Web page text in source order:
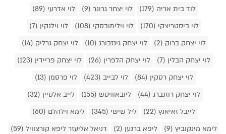
לוד בית אריה (179)
לוי יצחר גרונר (9)
לוי אדרעי (89)
לוי ביסטריצקי (170)
לוי וילימובסקי (108)
לוי וילנקין (7)
לוי יצחק ברוק (2)
לוי יצחק גינזבורג (10)
לוי יצחק גרליק (14)
לוי יצחק הבלין (7)
לוי יצחק הלפרין (26)
לוי יצחק פריידין (123)
לוי יצחק רסקין (84)
לוי לבייב (423)
לוי פרסמן (13)
לוי יצחק רוזנברג (44)
ליובאוויטש (155)
לייב אלטיין (32)
לייבל זאיאנץ (22)
ליל שישי (345)
לימא וילהלם (60)
לימא מינקוביץ (9)
ליפא ברנען (2)
דניאל אליעזר ליפא קורצוויל (59)